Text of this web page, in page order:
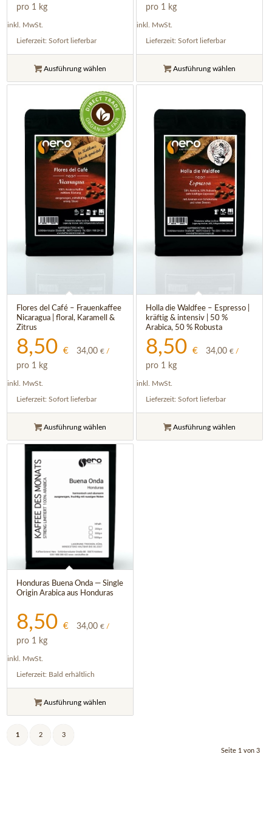
pro 1 kg
inkl. MwSt.
Lieferzeit:Sofort lieferbar
Ausführung wählen
pro 1 kg
inkl. MwSt.
Lieferzeit: Sofort lieferbar
Ausführung wählen
Flores del Café – Frauenkaffee
Nicaragua | floral, Karamell &
Zitrus
8,50€ 34,00€ /
pro 1 kg
inkl. MwSt.
Lieferzeit:Sofort lieferbar
Ausführung wählen
Holla die Waldfee – Espresso |
kräftig & intensiv | 50 %
Arabica, 50 % Robusta
8,50 € 34,00 €/
pro 1 kg
inkl. MwSt.
Lieferzeit: Sofort lieferbar
Ausführung wählen
Honduras Buena Onda — Single
Origin Arabica aus Honduras
8,50€ 34,00€ /
pro 1 kg
inkl. MwSt.
Lieferzeit: Bald erhältlich
Ausführung wählen
Seite 1 von 3
1 2 3